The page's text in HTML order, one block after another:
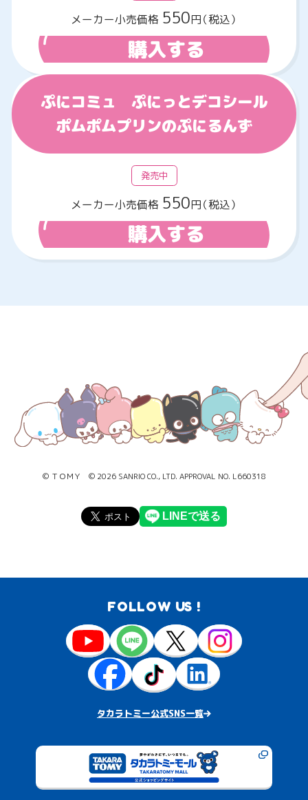
メーカー小売価格 550円（税込）
購入する
ぷにコミュ ぷにっとデコシール
ポムポムプリンのぷにるんず
発売中
メーカー小売価格 550円（税込）
購入する
© ＴＯＭＹ © 2026 SANRIO CO., LTD. APPROVAL NO. L660318
FOLLOW US !
タカラトミー公式SNS一覧